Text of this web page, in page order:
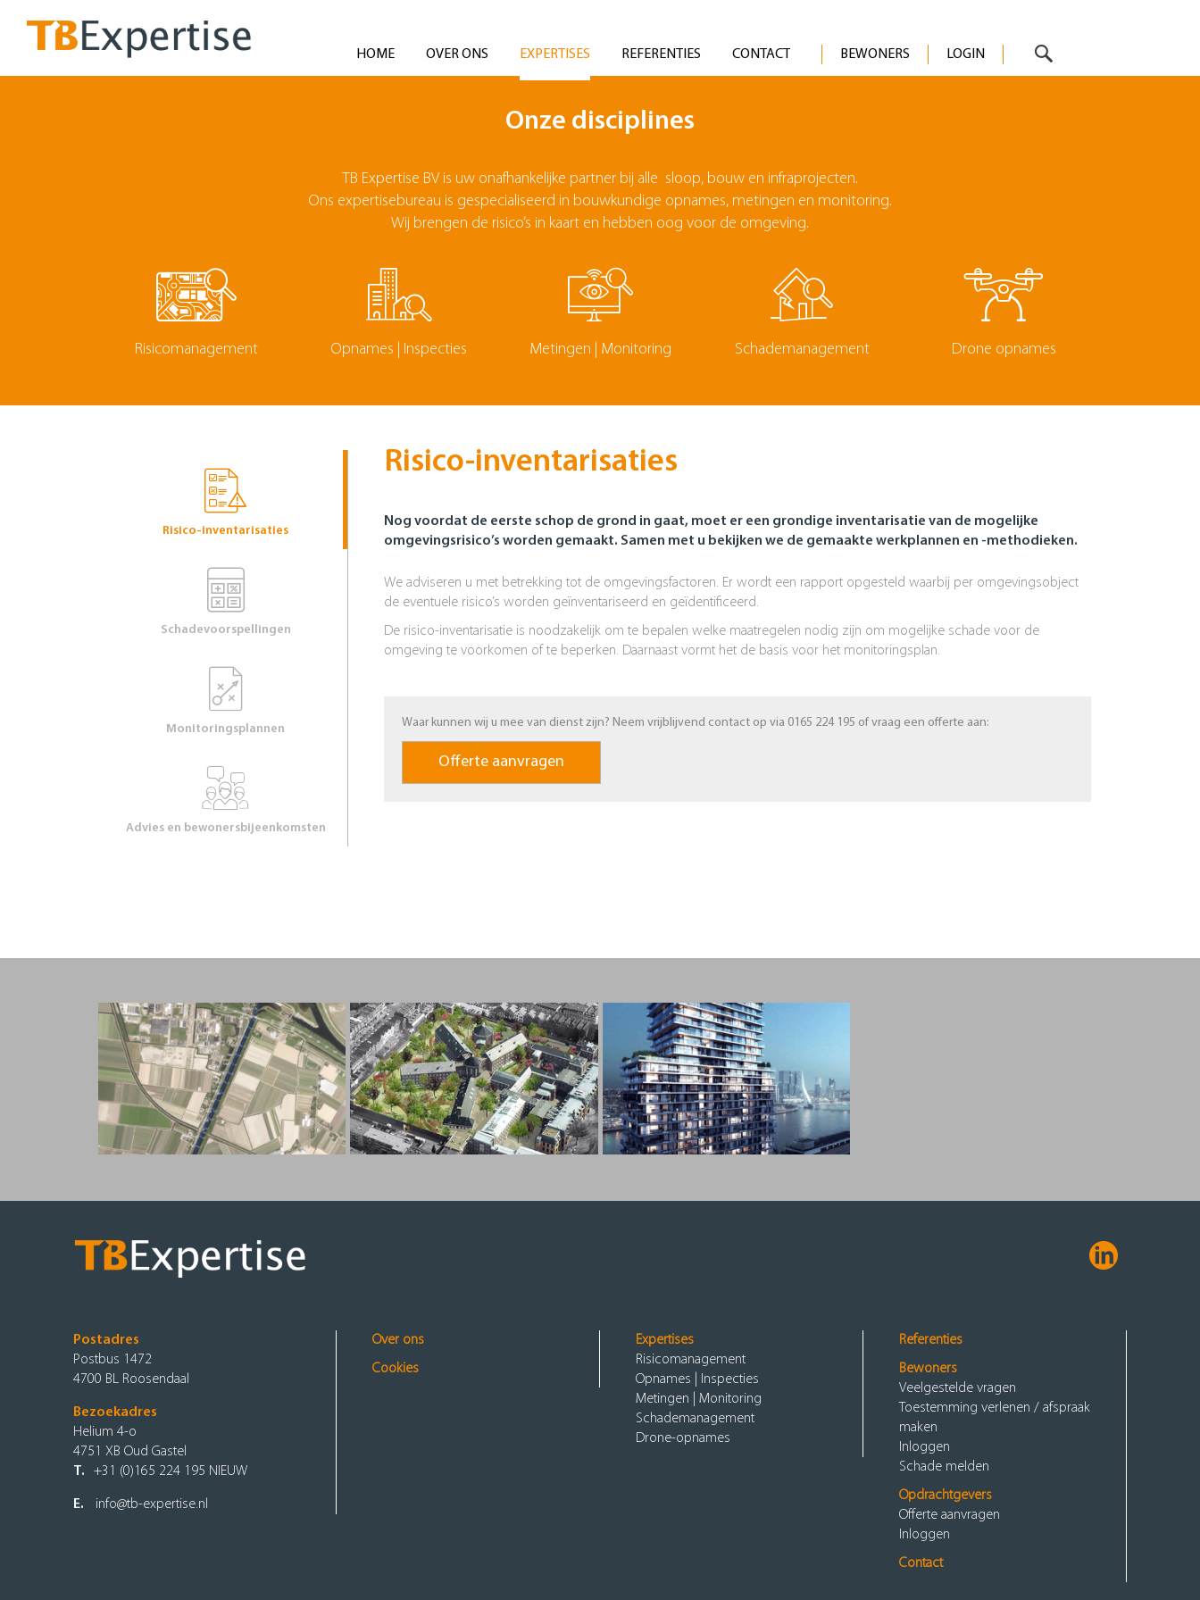
inhoud
HOME OVER ONS EXPERTISES REFERENTIES CONTACT BEWONERS LOGIN
Onze disciplines
TB Expertise BV is uw onafhankelijke partner bij alle sloop, bouw en infraprojecten.
Ons expertisebureau is gespecialiseerd in bouwkundige opnames, metingen en monitoring.
Wij brengen de risico’s in kaart en hebben oog voor de omgeving.
Risicomanagement Opnames | Inspecties Metingen | Monitoring Schademanagement Drone opnames
Risico-inventarisaties
Schadevoorspellingen
Monitoringsplannen
Advies en bewonersbijeenkomsten
Risico-inventarisaties
Nog voordat de eerste schop de grond in gaat, moet er een grondige inventarisatie van de mogelijke
omgevingsrisico’s worden gemaakt. Samen met u bekijken we de gemaakte werkplannen en -methodieken.
We adviseren u met betrekking tot de omgevingsfactoren. Er wordt een rapport opgesteld waarbij per omgevingsobject
de eventuele risico’s worden geïnventariseerd en geïdentificeerd.
De risico-inventarisatie is noodzakelijk om te bepalen welke maatregelen nodig zijn om mogelijke schade voor de
omgeving te voorkomen of te beperken. Daarnaast vormt het de basis voor het monitoringsplan.
Waar kunnen wij u mee van dienst zijn? Neem vrijblijvend contact op via 0165 224 195 of vraag een offerte aan:
Offerte aanvragen
Postadres
Postbus 1472
4700 BL Roosendaal
Bezoekadres
Helium 4-o
4751 XB Oud Gastel
T.
+31 (0)165 224 195 NIEUW
E. info@tb-expertise.nl
Over ons
Cookies
Expertises
Risicomanagement
Opnames | Inspecties
Metingen | Monitoring
Schademanagement
Drone-opnames
Referenties
Bewoners
Veelgestelde vragen
Toestemming verlenen / afspraak
maken
Inloggen
Schade melden
Opdrachtgevers
Offerte aanvragen
Inloggen
Contact